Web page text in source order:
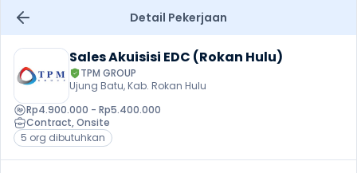
Detail Pekerjaan
Sales Akuisisi EDC (Rokan Hulu)
TPM GROUP
Ujung Batu, Kab. Rokan Hulu
Rp4.900.000 - Rp5.400.000
Contract, Onsite
5 org dibutuhkan